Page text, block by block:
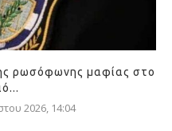
ρωσόφωνης μαφίας στο
2026, 14:04